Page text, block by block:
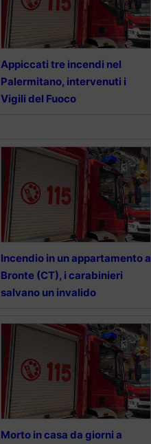
Appiccati tre incendi nel
Palermitano, intervenuti i
Vigili del Fuoco
Incendio in un appartamento a
Bronte (CT), i carabinieri
salvano un invalido
Morto in casa da giorni a